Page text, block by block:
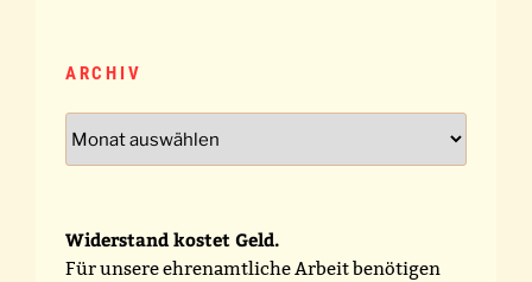
ARCHIV
Widerstand kostet Geld.
Für unsere ehrenamtliche Arbeit benötigen